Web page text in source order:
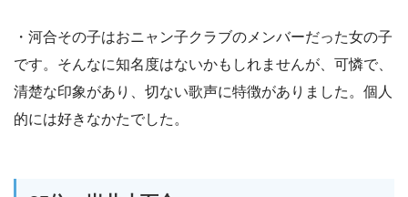
・河合その子はおニャン子クラブのメンバーだった女の子
です。そんなに知名度はないかもしれませんが、可憐で、
清楚な印象があり、切ない歌声に特徴がありました。個人
的には好きなかたでした。